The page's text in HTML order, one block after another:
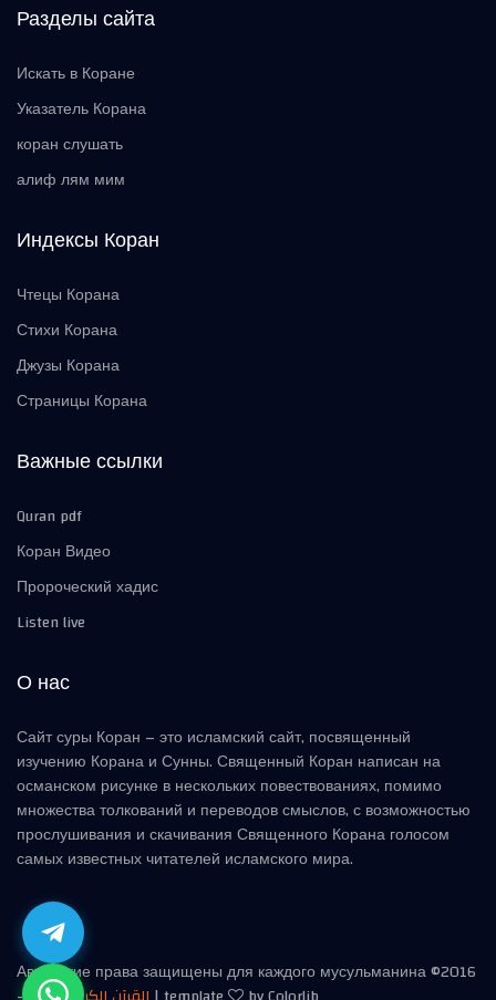
Разделы сайта
Искать в Коране
Указатель Корана
коран слушать
алиф лям мим
Индексы Коран
Чтецы Корана
Стихи Корана
Джузы Корана
Страницы Корана
Важные ссылки
Quran pdf
Коран Видео
Пророческий хадис
Listen live
О нас
Сайт суры Коран – это исламский сайт, посвященный
изучению Корана и Сунны. Священный Коран написан на
османском рисунке в нескольких повествованиях, помимо
множества толкований и переводов смыслов, с возможностью
прослушивания и скачивания Священного Корана голосом
самых известных читателей исламского мира.
Авторские права защищены для каждого мусульманина ©2016